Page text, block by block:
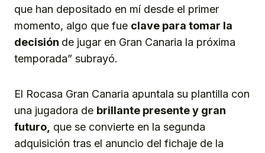
que han depositado en mí desde el primer
momento, algo que fue clave para tomar la
decisión de jugar en Gran Canaria la próxima
temporada” subrayó.
El Rocasa Gran Canaria apuntala su plantilla con
una jugadora de brillante presente y gran
futuro, que se convierte en la segunda
adquisición tras el anuncio del fichaje de la